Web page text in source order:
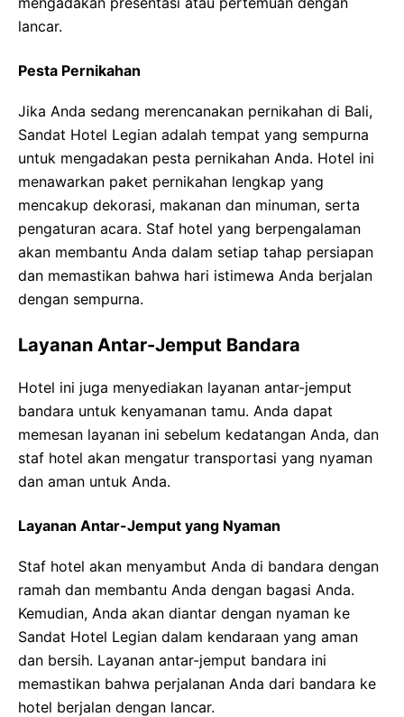
lancar.
Pesta Pernikahan
Jika Anda sedang merencanakan pernikahan di Bali,
Sandat Hotel Legian adalah tempat yang sempurna
untuk mengadakan pesta pernikahan Anda. Hotel ini
menawarkan paket pernikahan lengkap yang
mencakup dekorasi, makanan dan minuman, serta
pengaturan acara. Staf hotel yang berpengalaman
akan membantu Anda dalam setiap tahap persiapan
dan memastikan bahwa hari istimewa Anda berjalan
dengan sempurna.
Layanan Antar-Jemput Bandara
Hotel ini juga menyediakan layanan antar-jemput
bandara untuk kenyamanan tamu. Anda dapat
memesan layanan ini sebelum kedatangan Anda, dan
staf hotel akan mengatur transportasi yang nyaman
dan aman untuk Anda.
Layanan Antar-Jemput yang Nyaman
Staf hotel akan menyambut Anda di bandara dengan
ramah dan membantu Anda dengan bagasi Anda.
Kemudian, Anda akan diantar dengan nyaman ke
Sandat Hotel Legian dalam kendaraan yang aman
dan bersih. Layanan antar-jemput bandara ini
memastikan bahwa perjalanan Anda dari bandara ke
hotel berjalan dengan lancar.